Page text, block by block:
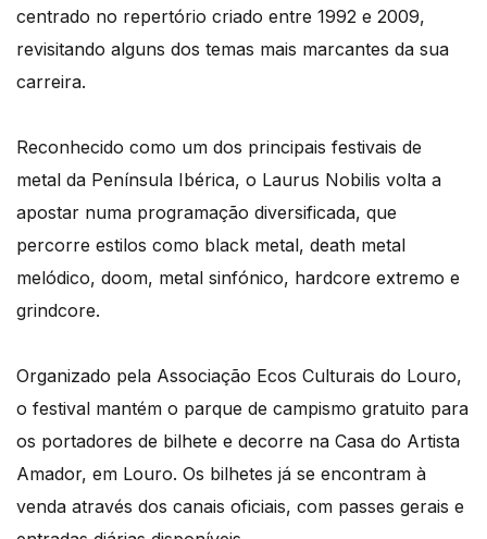
centrado no repertório criado entre 1992 e 2009,
revisitando alguns dos temas mais marcantes da sua
carreira.
Reconhecido como um dos principais festivais de
metal da Península Ibérica, o Laurus Nobilis volta a
apostar numa programação diversificada, que
percorre estilos como black metal, death metal
melódico, doom, metal sinfónico, hardcore extremo e
grindcore.
Organizado pela Associação Ecos Culturais do Louro,
o festival mantém o parque de campismo gratuito para
os portadores de bilhete e decorre na Casa do Artista
Amador, em Louro. Os bilhetes já se encontram à
venda através dos canais oficiais, com passes gerais e